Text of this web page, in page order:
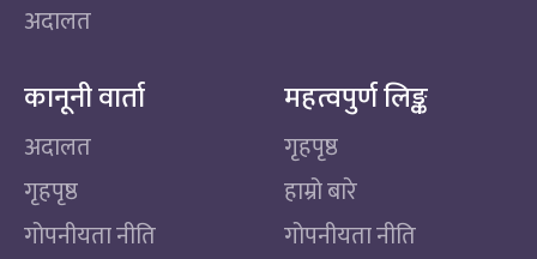
अदालत
कानूनी वार्ता
अदालत
गृहपृष्ठ
गोपनीयता नीति
महत्वपुर्ण लिङ्क
गृहपृष्ठ
हाम्रो बारे
गोपनीयता नीति